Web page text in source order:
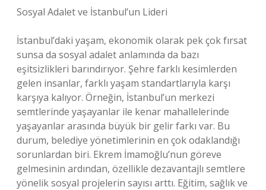
Sosyal Adalet ve İstanbul’un Lideri
İstanbul’daki yaşam, ekonomik olarak pek çok fırsat
sunsa da sosyal adalet anlamında da bazı
eşitsizlikleri barındırıyor. Şehre farklı kesimlerden
gelen insanlar, farklı yaşam standartlarıyla karşı
karşıya kalıyor. Örneğin, İstanbul’un merkezi
semtlerinde yaşayanlar ile kenar mahallelerinde
yaşayanlar arasında büyük bir gelir farkı var. Bu
durum, belediye yönetimlerinin en çok odaklandığı
sorunlardan biri. Ekrem İmamoğlu’nun göreve
gelmesinin ardından, özellikle dezavantajlı semtlere
yönelik sosyal projelerin sayısı arttı. Eğitim, sağlık ve